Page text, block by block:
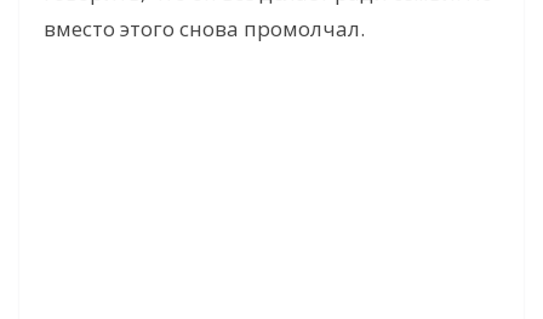
вместо этого снова промолчал.